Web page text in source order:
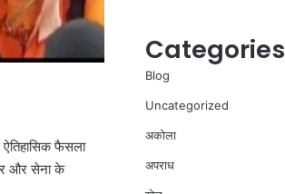
फैसला
और सेना के
Categories
Blog
Uncategorized
अकोला
अपराध